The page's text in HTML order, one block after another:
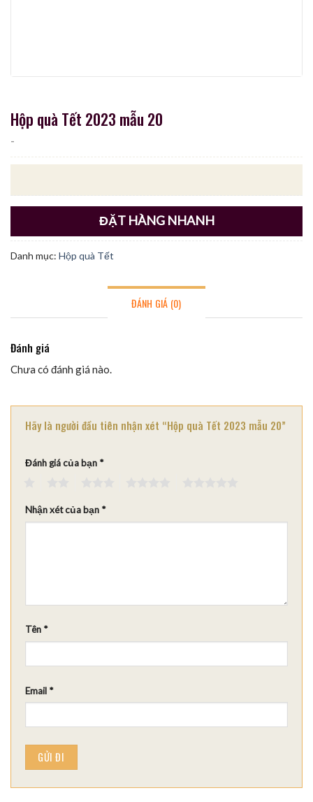
Hộp quà Tết 2023 mẫu 20
-
ĐẶT HÀNG NHANH
Danh mục: Hộp quà Tết
ĐÁNH GIÁ (0)
Đánh giá
Chưa có đánh giá nào.
Hãy là người đầu tiên nhận xét “Hộp quà Tết 2023 mẫu 20”
Đánh giá của bạn *
Nhận xét của bạn *
Tên *
Email *